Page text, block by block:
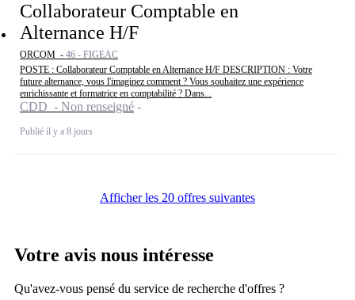
Collaborateur Comptable en
Alternance H/F
ORCOM - 46 - FIGEAC
POSTE : Collaborateur Comptable en Alternance H/F DESCRIPTION : Votre
future alternance, vous l'imaginez comment ? Vous souhaitez une expérience
enrichissante et formatrice en comptabilité ? Dans...
CDD - Non renseigné
Publié il y a 8 jours
Afficher les 20 offres suivantes
Votre avis nous intéresse
Qu'avez-vous pensé du service de recherche d'offres ?